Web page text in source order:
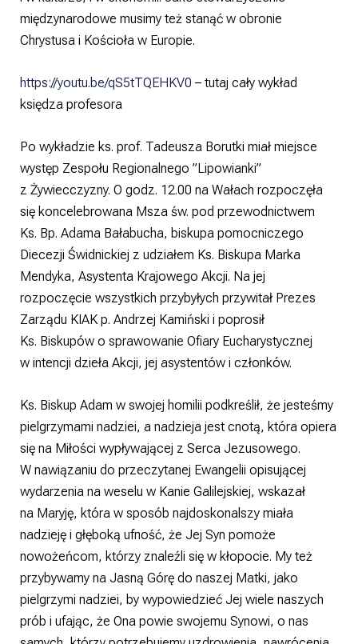
międzynarodowe musimy też stanąć w obronie
Chrystusa i Kościoła w Europie.
https://youtu.be/qS5tTQEHKV0 – tutaj cały wykład
księdza profesora
Po wykładzie ks. prof. Tadeusza Borutki miał miejsce
występ Zespołu Regionalnego ”Lipowianki”
z Żywiecczyzny. O godz. 12.00 na Wałach rozpoczęła
się koncelebrowana Msza św. pod przewodnictwem
Ks. Bp. Adama Bałabucha, biskupa pomocniczego
Diecezji Świdnickiej z udziałem Ks. Biskupa Marka
Mendyka, Asystenta Krajowego Akcji. Na jej
rozpoczęcie wszystkich przybyłych przywitał Prezes
Zarządu KIAK p. Andrzej Kamiński i poprosił
Ks. Biskupów o sprawowanie Ofiary Eucharystycznej
w intencji dzieła Akcji, jej asystentów i członków.
Ks. Biskup Adam w swojej homilii podkreślił, że jesteśmy
pielgrzymami nadziei, a nadzieja jest cnotą, która opiera
się na Miłości wypływającej z Serca Jezusowego.
W nawiązaniu do przeczytanej Ewangelii opisującej
wydarzenia na weselu w Kanie Galilejskiej, wskazał
na Maryję, która w sposób najdoskonalszy miała
nadzieję i głęboką ufność, że Jej Syn pomoże
nowożeńcom, którzy znaleźli się w kłopocie. My też
przybywamy na Jasną Górę do naszej Matki, jako
pielgrzymi nadziei, by wypowiedzieć Jej wiele naszych
prób i ufając, że Ona powie swojemu Synowi, o nas